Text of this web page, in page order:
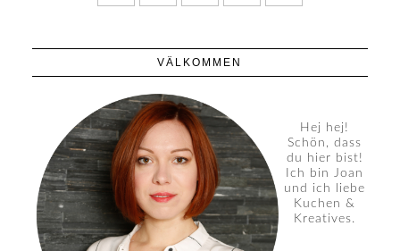
VÄLKOMMEN
Hej hej!
Schön, dass
du hier bist!
Ich bin Joan
und ich liebe
Kuchen &
Kreatives.